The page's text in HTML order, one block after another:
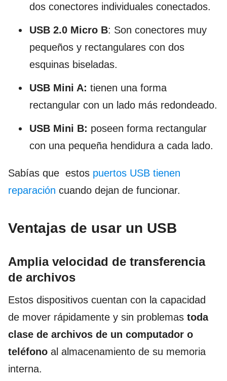
dos conectores individuales conectados.
USB 2.0 Micro B: Son conectores muy
pequeños y rectangulares con dos
esquinas biseladas.
USB Mini A: tienen una forma
rectangular con un lado más redondeado.
USB Mini B: poseen forma rectangular
con una pequeña hendidura a cada lado.
Sabías que estos puertos USB tienen
reparación cuando dejan de funcionar.
Ventajas de usar un USB
Amplia velocidad de transferencia
de archivos
Estos dispositivos cuentan con la capacidad
de mover rápidamente y sin problemas toda
clase de archivos de un computador o
teléfono al almacenamiento de su memoria
interna.